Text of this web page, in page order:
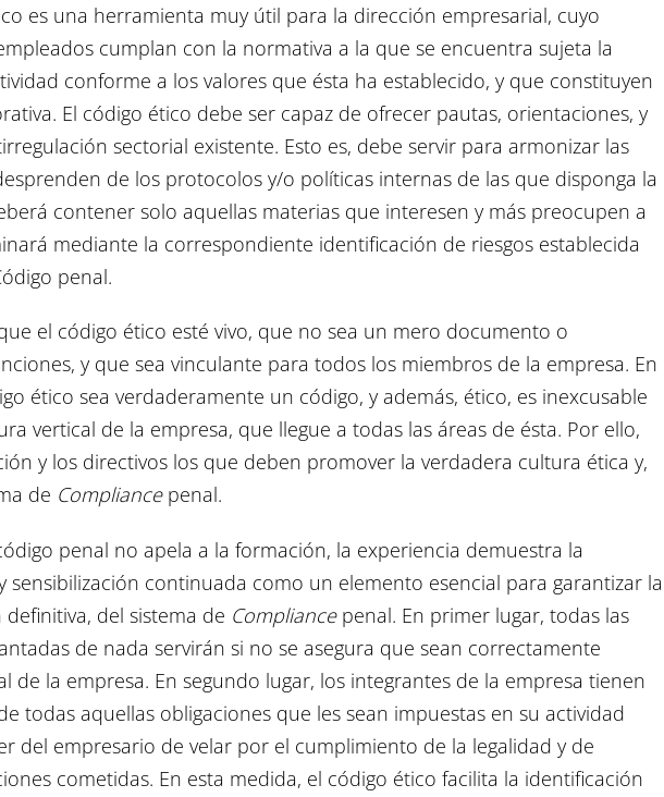
es una herramienta muy útil para la dirección empresarial, cuyo
cumplan con la normativa a la que se encuentra sujeta la
conforme a los valores que ésta ha establecido, y que constituyen
El código ético debe ser capaz de ofrecer pautas, orientaciones, y
sectorial existente. Esto es, debe servir para armonizar las
de los protocolos y/o políticas internas de las que disponga la
contener solo aquellas materias que interesen y más preocupen a
mediante la correspondiente identificación de riesgos establecida
penal.
el código ético esté vivo, que no sea un mero documento o
y que sea vinculante para todos los miembros de la empresa. En
ético sea verdaderamente un código, y además, ético, es inexcusable
vertical de la empresa, que llegue a todas las áreas de ésta. Por ello,
y los directivos los que deben promover la verdadera cultura ética y,
de Compliancepenal.
penal no apela a la formación, la experiencia demuestra la
continuada como un elemento esencial para garantizar la
del sistema de Compliancepenal. En primer lugar, todas las
de nada servirán si no se asegura que sean correctamente
de la empresa. En segundo lugar, los integrantes de la empresa tienen
todas aquellas obligaciones que les sean impuestas en su actividad
del empresario de velar por el cumplimiento de la legalidad y de
cometidas. En esta medida, el código ético facilita la identificación